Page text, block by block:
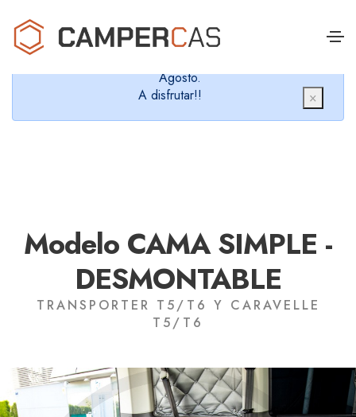
Cerramos en verano, que nos queremos dar un
chapuzón y refrescarnos.
Agosto.
A disfrutar!!
×
Modelo CAMA SIMPLE -
DESMONTABLE
TRANSPORTER T5/T6 Y CARAVELLE
T5/T6